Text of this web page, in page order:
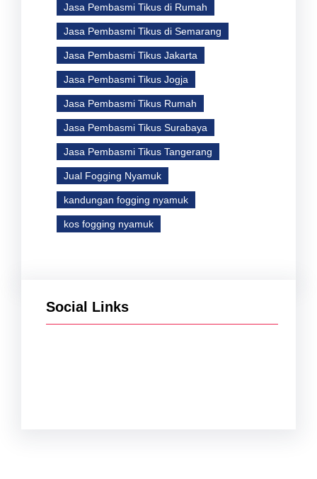
Jasa Pembasmi Tikus di Rumah
Jasa Pembasmi Tikus di Semarang
Jasa Pembasmi Tikus Jakarta
Jasa Pembasmi Tikus Jogja
Jasa Pembasmi Tikus Rumah
Jasa Pembasmi Tikus Surabaya
Jasa Pembasmi Tikus Tangerang
Jual Fogging Nyamuk
kandungan fogging nyamuk
kos fogging nyamuk
Social Links